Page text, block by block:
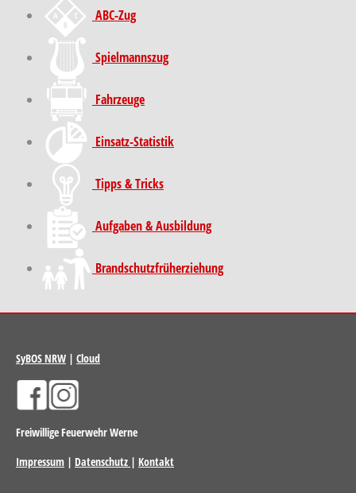
ABC-Zug
Spielmannszug
Fahrzeuge
Einsatz-Statistik
Tipps & Tricks
Aufgaben & Ausbildung
Brand­schutz­früh­erziehung
SyBOS NRW | Cloud
Freiwillige Feuerwehr Werne
Impressum | Datenschutz | Kontakt